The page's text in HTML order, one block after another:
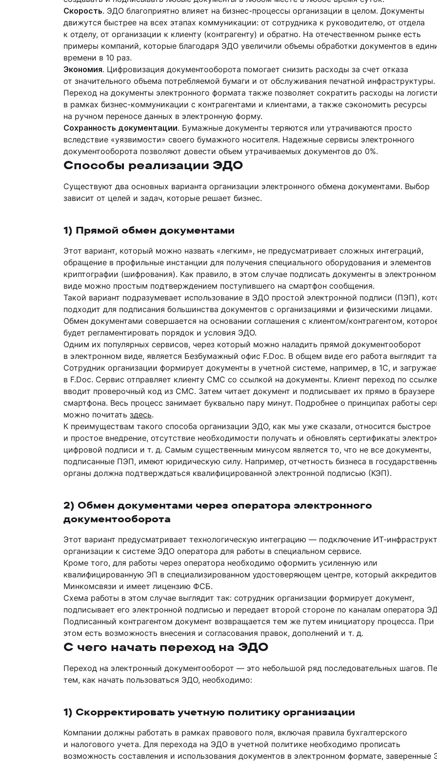
Скорость. ЭДО благоприятно влияет на бизнес-процессы организации в целом. Документы
движутся быстрее на всех этапах коммуникации: от сотрудника к руководителю, от отдела
к отделу, от организации к клиенту (контрагенту) и обратно. На отечественном рынке есть
примеры компаний, которые благодаря ЭДО увеличили объемы обработки документов в
времени в 10 раз.
Экономия. Цифровизация документооборота помогает снизить расходы за счет отказа
от значительного объема потребляемой бумаги и от обслуживания печатной инфраструктуры.
Переход на документы электронного формата также позволяет сократить расходы на
в рамках бизнес-коммуникации с контрагентами и клиентами, а также сэкономить ресурсы
на ручном переносе данных в электронную форму.
Сохранность документации. Бумажные документы теряются или утрачиваются просто
вследствие «уязвимости» своего бумажного носителя. Надежные сервисы электронного
документооборота позволяют довести объем утрачиваемых документов до 0%.
Способы реализации ЭДО
Существуют два основных варианта организации электронного обмена документами. Выбор
зависит от целей и задач, которые решает бизнес.
1) Прямой обмен документами
Этот вариант, который можно назвать «легким», не предусматривает сложных интеграций,
обращение в профильные инстанции для получения специального оборудования и элементов
криптографии (шифрования). Как правило, в этом случае подписать документы в электронном
виде можно простым подтверждением поступившего на смартфон сообщения.
Такой вариант подразумевает использование в ЭДО простой электронной подписи (ПЭП),
подходит для подписания большинства документов с организациями и физическими лицами.
Обмен документами совершается на основании соглашения с клиентом/контрагентом,
будет регламентировать порядок и условия ЭДО.
Одним их популярных сервисов, через который можно наладить прямой документооборот
в электронном виде, является Безбумажный офис F.Doc. В общем виде его работа выглядит
Сотрудник организации формирует документы в учетной системе, например, в 1С, и
в F.Doc. Сервис отправляет клиенту СМС со ссылкой на документы. Клиент переход по
вводит проверочный код из СМС. Затем читает документ и подписывает их прямо в браузере
смартфона. Весь процесс занимает буквально пару минут. Подробнее о принципах работы
можно почитать здесь.
К преимуществам такого способа организации ЭДО, как мы уже сказали, относится быстрое
и простое внедрение, отсутствие необходимости получать и обновлять сертификаты
цифровой подписи и т. д. Самым существенным минусом является то, что не все документы,
подписанные ПЭП, имеют юридическую силу. Например, отчетность бизнеса в
органы должна подтверждаться квалифицированной электронной подписью (КЭП).
2) Обмен документами через оператора электронного
документооборота
Этот вариант предусматривает технологическую интеграцию — подключение ИТ-
организации к системе ЭДО оператора для работы в специальном сервисе.
Кроме того, для работы через оператора необходимо оформить усиленную или
квалифицированную ЭП в специализированном удостоверяющем центре, который
Минкомсвязи и имеет лицензию ФСБ.
Схема работы в этом случае выглядит так: сотрудник организации формирует документ,
подписывает его электронной подписью и передает второй стороне по каналам оператора
Подписанный контрагентом документ возвращается тем же путем инициатору процесса. При
этом есть возможность внесения и согласования правок, дополнений и т. д.
С чего начать переход на ЭДО
Переход на электронный документооборот — это небольшой ряд последовательных шагов.
тем, как начать пользоваться ЭДО, необходимо:
1) Скорректировать учетную политику организации
Компании должны работать в рамках правового поля, включая правила бухгалтерского
и налогового учета. Для перехода на ЭДО в учетной политике необходимо прописать
возможность составления и использования документов в электронном формате, заверенные